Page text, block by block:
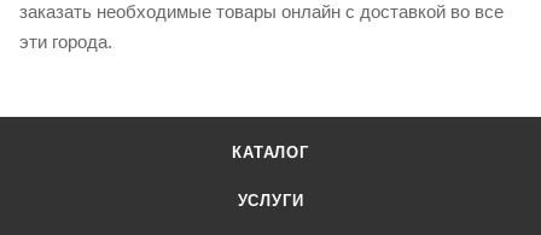
заказать необходимые товары онлайн с доставкой во все
эти города.
КАТАЛОГ
УСЛУГИ